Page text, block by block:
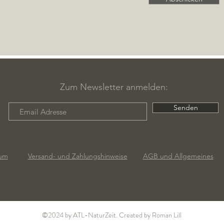
Zum Newsletter anmelden:
Senden
Versand- und Zahlungshinweise AGB und Allgemeines
©2024 by ATL-NaturZeit. Created by Roman Lill